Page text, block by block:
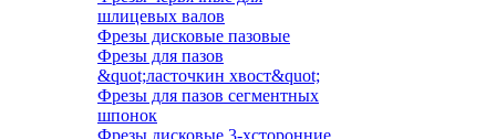
шлицевых валов
Фрезы дисковые пазовые
Фрезы для пазов
&quot;ласточкин хвост&quot;
Фрезы для пазов сегментных
шпонок
Фрезы дисковые 3-хсторонние